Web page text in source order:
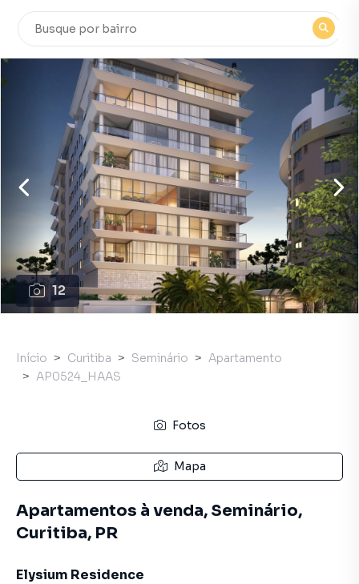
12
Início Curitiba Seminário
Apartamento
AP0524_HAAS
Fotos
Mapa
Apartamentos à venda, Seminário,
Curitiba, PR
Elysium Residence